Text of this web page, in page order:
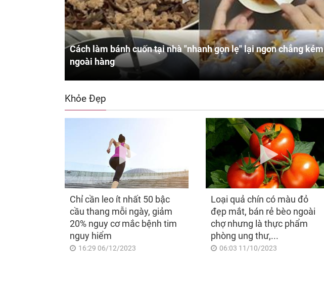
Cách làm bánh cuốn tại nhà "nhanh gọn lẹ" lại ngon chẳng kém
ngoài hàng
Khỏe Đẹp
Chỉ cần leo ít nhất 50 bậc
cầu thang mỗi ngày, giảm
20% nguy cơ mắc bệnh tim
nguy hiểm
16:29 06/12/2023
Loại quả chín có màu đỏ
đẹp mắt, bán rẻ bèo ngoài
chợ nhưng là thực phẩm
phòng ung thư,...
06:03 11/10/2023